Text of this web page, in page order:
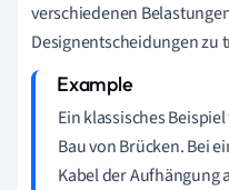
verschiedenen
Designentscheidungen zu
Ein klassisches
Bau von Brücken. Bei
Kabel der Aufhängung